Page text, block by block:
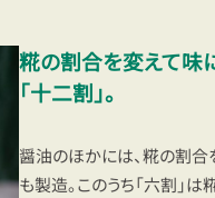
糀の割合を変えて味
「十二割」。
醤油のほかには、糀の割
も製造。このうち「六割」